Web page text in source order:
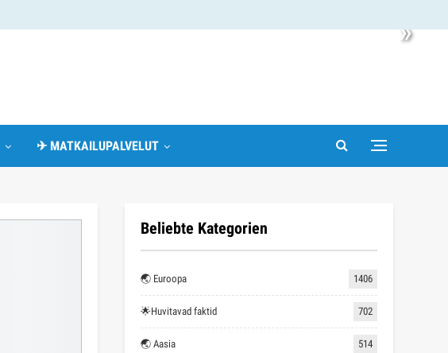
»
✈ MATKAILUPALVELUT
Beliebte Kategorien
🌏 Euroopa 1406
🌟Huvitavad faktid 702
🌏 Aasia 514